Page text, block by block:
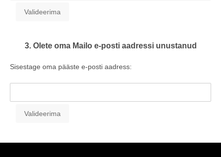
3. Olete oma Mailo e-posti aadressi unustanud
Sisestage oma pääste e-posti aadress: